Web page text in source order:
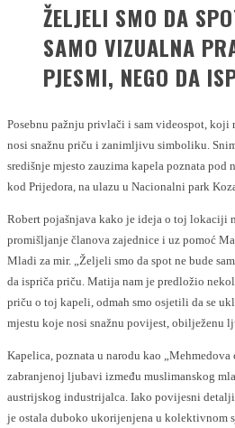
ŽELJELI SMO DA
SAMO VIZUALNA
PJESMI, NEGO DA
Posebnu pažnju privlači i sam videospot,
nosi snažnu priču i zanimljivu simboliku.
središnje mjesto zauzima kapela poznata pod
kod Prijedora, na ulazu u Nacionalni park
Robert pojašnjava kako je ideja o toj lokaciji
promišljanje članova zajednice i uz pomoć
Mladi za mir. „Željeli smo da spot ne bude
da ispriča priču. Matija nam je predložio
priču o toj kapeli, odmah smo osjetili da se
mjestu koje nosi snažnu povijest, obilježenu
Kapelica, poznata u narodu kao „Mehmedova
zabranjenoj ljubavi između muslimanskog
austrijskog industrijalca. Iako povijesni
je ostala duboko ukorijenjena u kolektivnom